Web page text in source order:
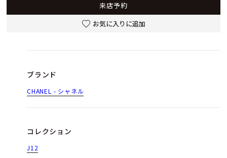
来店予約
お気に入りに追加
ブランド
CHANEL - シャネル
コレクション
J12